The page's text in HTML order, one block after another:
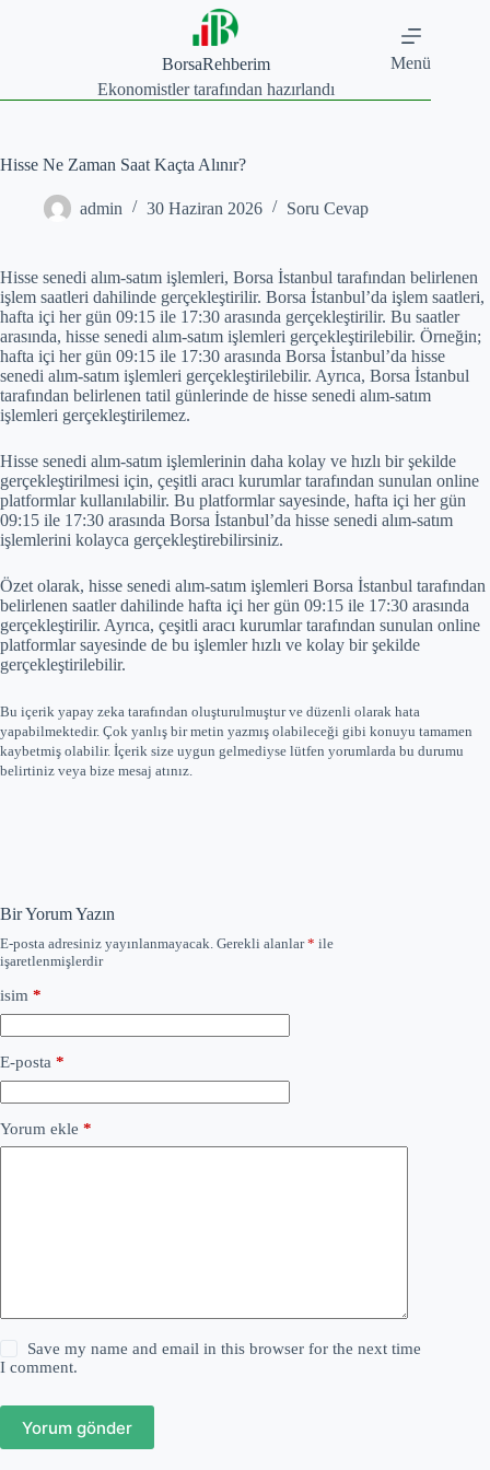
BorsaRehberim
Ekonomistler tarafından hazırlandı
Menü
Hisse Ne Zaman Saat Kaçta Alınır?
admin 30 Haziran 2026 Soru Cevap
Hisse senedi alım-satım işlemleri, Borsa İstanbul tarafından belirlenen
işlem saatleri dahilinde gerçekleştirilir. Borsa İstanbul’da işlem saatleri,
hafta içi her gün 09:15 ile 17:30 arasında gerçekleştirilir. Bu saatler
arasında, hisse senedi alım-satım işlemleri gerçekleştirilebilir. Örneğin;
hafta içi her gün 09:15 ile 17:30 arasında Borsa İstanbul’da hisse
senedi alım-satım işlemleri gerçekleştirilebilir. Ayrıca, Borsa İstanbul
tarafından belirlenen tatil günlerinde de hisse senedi alım-satım
işlemleri gerçekleştirilemez.
Hisse senedi alım-satım işlemlerinin daha kolay ve hızlı bir şekilde
gerçekleştirilmesi için, çeşitli aracı kurumlar tarafından sunulan online
platformlar kullanılabilir. Bu platformlar sayesinde, hafta içi her gün
09:15 ile 17:30 arasında Borsa İstanbul’da hisse senedi alım-satım
işlemlerini kolayca gerçekleştirebilirsiniz.
Özet olarak, hisse senedi alım-satım işlemleri Borsa İstanbul tarafından
belirlenen saatler dahilinde hafta içi her gün 09:15 ile 17:30 arasında
gerçekleştirilir. Ayrıca, çeşitli aracı kurumlar tarafından sunulan online
platformlar sayesinde de bu işlemler hızlı ve kolay bir şekilde
gerçekleştirilebilir.
Bu içerik yapay zeka tarafından oluşturulmuştur ve düzenli olarak hata
yapabilmektedir. Çok yanlış bir metin yazmış olabileceği gibi konuyu tamamen
kaybetmiş olabilir. İçerik size uygun gelmediyse lütfen yorumlarda bu durumu
belirtiniz veya bize mesaj atınız.
Bir Yorum Yazın
E-posta adresiniz yayınlanmayacak. Gerekli alanlar* ile
işaretlenmişlerdir
isim *
E-posta *
Yorum ekle *
Save my name and email in this browser for the next time
I comment.
Yorum gönder